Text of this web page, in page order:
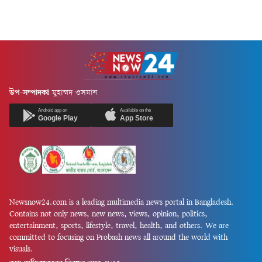
গঠিত হাসপাতাল ব্যবস্থাপনা
উপ-সম্পাদকঃ মুহাম্মদ ওসমান
Android app on
Google Play
Available on the
App Store
Newsnow24.com is a leading multimedia news portal in Bangladesh.
Contains not only news, new news, views, opinion, politics,
entertainment, sports, lifestyle, travel, health, and others. We are
committed to focusing on Probash news all around the world with
visuals.